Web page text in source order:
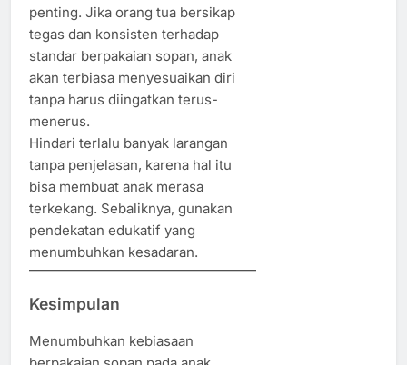
penting. Jika orang tua bersikap
tegas dan konsisten terhadap
standar berpakaian sopan, anak
akan terbiasa menyesuaikan diri
tanpa harus diingatkan terus-
menerus.
Hindari terlalu banyak larangan
tanpa penjelasan, karena hal itu
bisa membuat anak merasa
terkekang. Sebaliknya, gunakan
pendekatan edukatif yang
menumbuhkan kesadaran.
Kesimpulan
Menumbuhkan kebiasaan